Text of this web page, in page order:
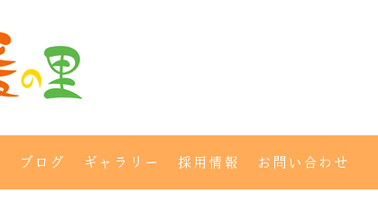
ブログ ギャラリー 採用情報 お問い合わせ